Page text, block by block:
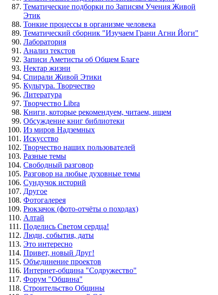
Тематические подборки по Записям Учения Живой
Этик
Тонкие процессы в организме человека
Тематический сборник "Изучаем Грани Агни Йоги"
Лаборатория
Анализ текстов
Записи Аметисты об Общем Благе
Нектар жизни
Спирали Живой Этики
Культура. Творчество
Литература
Творчество Libra
Книги, которые рекомендуем, читаем, ищем
Обсуждение книг библиотеки
Из миров Надземных
Искусство
Творчество наших пользователей
Разные темы
Свободный разговор
Разговор на любые духовные темы
Сундучок историй
Другое
Фотогалерея
Рюкзачок (фото-отчёты о походах)
Алтай
Поделись Светом сердца!
Люди, события, даты
Это интересно
Привет, новый Друг!
Объединение проектов
Интернет-община "Содружество"
Форум "Община"
Строительство Общины